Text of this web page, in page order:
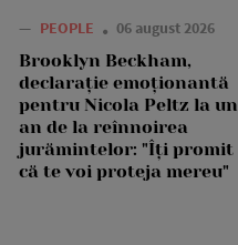
— PEOPLE 06 august 2026
Brooklyn Beckham,
declarație emoționantă
pentru Nicola Peltz la un
an de la reînnoirea
jurămintelor: "Îți promit
că te voi proteja mereu"